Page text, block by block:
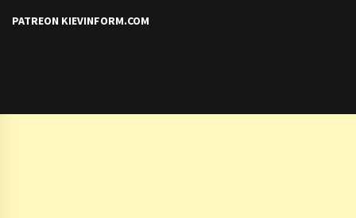
PATREON KIEVINFORM.COM